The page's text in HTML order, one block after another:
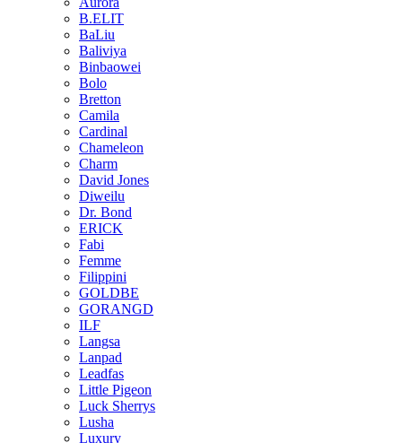
B.ELIT
BaLiu
Baliviya
Binbaowei
Bolo
Bretton
Camila
Cardinal
Chameleon
Charm
David Jones
Diweilu
Dr. Bond
ERICK
Fabi
Femme
Filippini
GOLDBE
GORANGD
ILF
Langsa
Lanpad
Leadfas
Little Pigeon
Luck Sherrys
Lusha
Luxury